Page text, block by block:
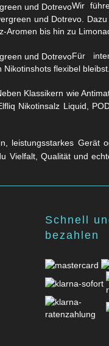
Wir
und Dotrevo.
Aromen bis hin zu
Für
flexibel bleibst.
Klassikern wie
Nikotinsalz Liquid,
leistungsstarkes Gerät
Vielfalt, Qualität und
Schnell
bezahlen